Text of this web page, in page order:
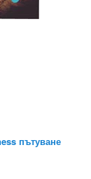
пътуване